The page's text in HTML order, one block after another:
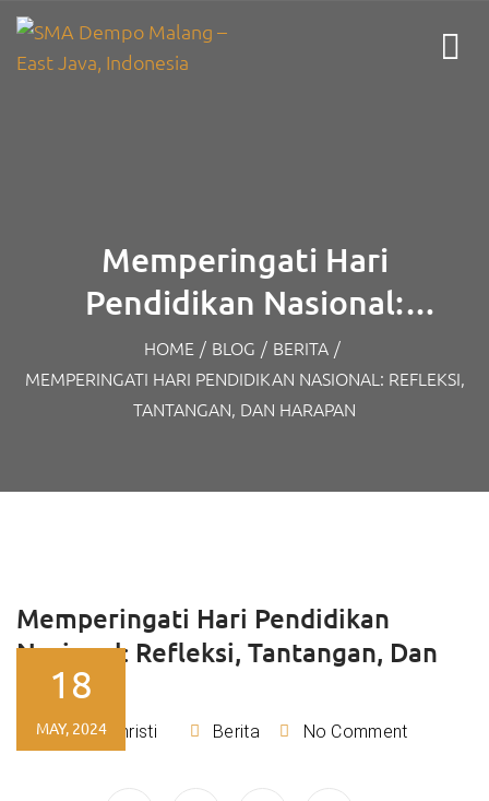
Memperingati Hari
Pendidikan Nasional:
Refleksi, Tantangan, dan
Harapan
HOME / BLOG / BERITA /
MEMPERINGATI HARI PENDIDIKAN NASIONAL: REFLEKSI,
TANTANGAN, DAN HARAPAN
Memperingati Hari Pendidikan
Nasional: Refleksi, Tantangan, Dan
Harapan
By Lydia Christi Berita No Comment
18
MAY, 2024